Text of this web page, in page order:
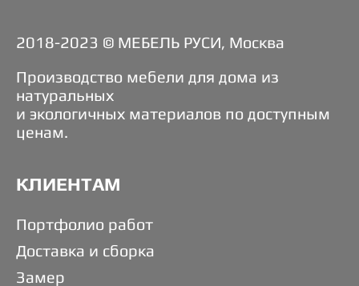
2018-2023 © МЕБЕЛЬ РУСИ, Москва
Производство мебели для дома из
натуральных
и экологичных материалов по доступным
ценам.
КЛИЕНТАМ
Портфолио работ
Доставка и сборка
Замер